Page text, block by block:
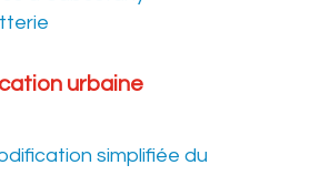
urbaine
simplifiée du